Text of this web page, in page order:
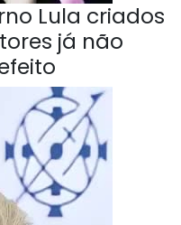
Lula criados
já não